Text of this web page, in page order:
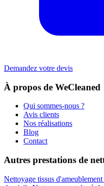
Demandez votre devis
À propos de WeCleaned
Qui sommes-nous ?
Avis clients
Nos réalisations
Blog
Contact
Autres prestations de
Nettoyage tissus